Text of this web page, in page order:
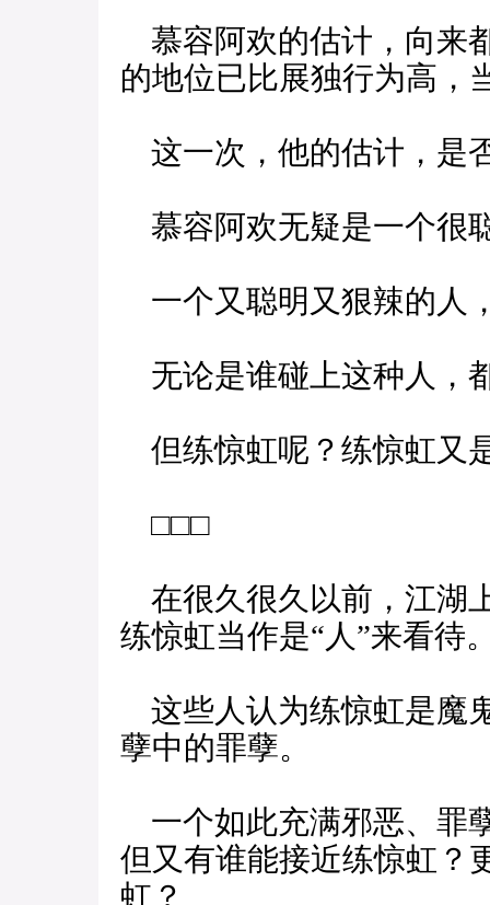
慕容阿欢的估计，向来
的地位已比展独行为高，
这一次，他的估计，是
慕容阿欢无疑是一个很
一个又聪明又狠辣的人
无论是谁碰上这种人，
但练惊虹呢？练惊虹又
□□□
在很久很久以前，江湖
练惊虹当作是“人”来看待
这些人认为练惊虹是魔
孽中的罪孽。
一个如此充满邪恶、罪
但又有谁能接近练惊虹？
虹？